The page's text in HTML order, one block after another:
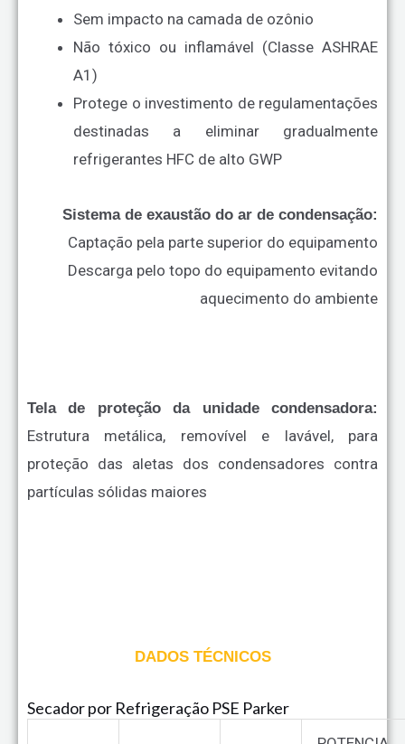
Sem impacto na camada de ozônio
Não tóxico ou inflamável (Classe ASHRAE
A1)
Protege o investimento de regulamentações
destinadas a eliminar gradualmente
refrigerantes HFC de alto GWP
Sistema de exaustão do ar de condensação:
Captação pela parte superior do equipamento
Descarga pelo topo do equipamento evitando
aquecimento do ambiente
Tela de proteção da unidade condensadora:
Estrutura metálica, removível e lavável, para
proteção das aletas dos condensadores contra
partículas sólidas maiores
DADOS TÉCNICOS
Secador por Refrigeração PSE Parker